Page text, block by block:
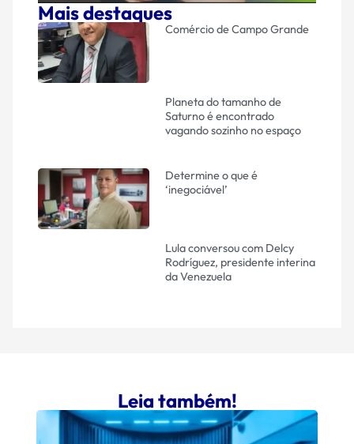
Mais destaques
Comércio de Campo Grande
Planeta do tamanho de
Saturno é encontrado
vagando sozinho no espaço
Determine o que é
‘inegociável’
Lula conversou com Delcy
Rodríguez, presidente interina
da Venezuela
Leia também!